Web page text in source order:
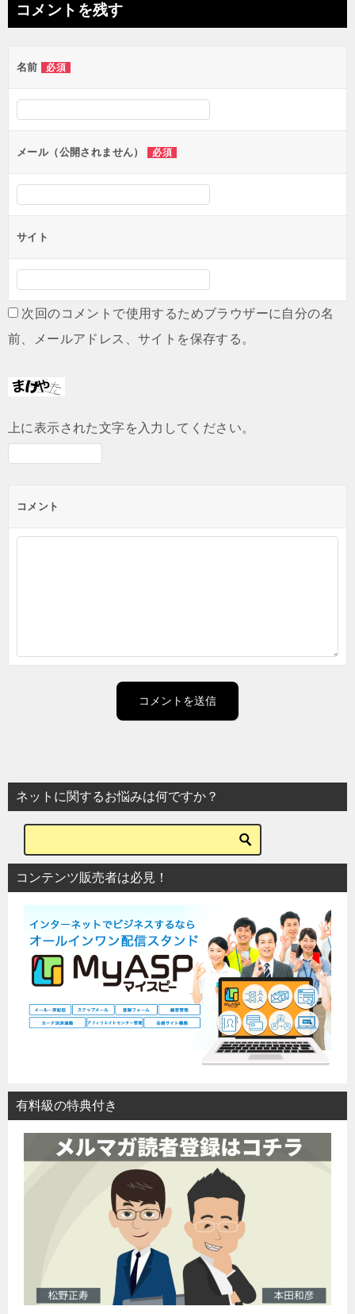
ビ
ー
シ
ョ
ン
コメントを残す
名前 必須
メール（公開されません） 必須
サイト
次回のコメントで使用するためブラウザーに自分の名
前、メールアドレス、サイトを保存する。
上に表示された文字を入力してください。
コメント
ネットに関するお悩みは何ですか？
コンテンツ販売者は必見！
有料級の特典付き